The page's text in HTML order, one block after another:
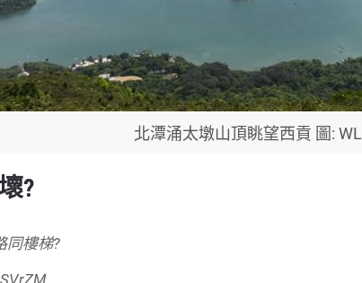
北潭涌太墩山頂眺望西貢 圖: WL
?
同樓梯?